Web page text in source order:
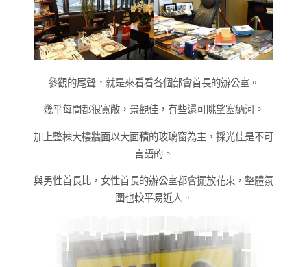
參觀的尾聲，就是來看看各個部會首長的辦公室。
幾乎每間都很寬敞，景觀佳，有些還可眺望塞納河。
加上整棟大樓牆面以大面積的玻璃窗為主，採光佳是不可
言語的。
與男性首長比，女性首長的辦公室都會擺放花束，整體氛
圍也較平易近人。